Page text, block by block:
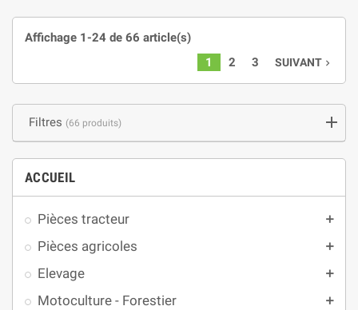
Filtres (66 produits)
ACCUEIL
Pièces tracteur add
Pièces agricoles add
Elevage add
Motoculture - Forestier add
Affichage 1-24 de 66 article(s)
1
2 3 SUIVANT navigate_next